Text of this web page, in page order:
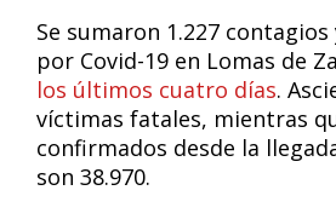
Se sumaron 1.227
por Covid-19 en Lomas de
los últimos cuatro días.
víctimas fatales, mientras
confirmados desde la
son 38.970.